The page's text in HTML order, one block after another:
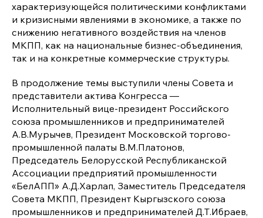
характеризующейся политическими конфликтами
и кризисными явлениями в экономике, а также по
снижению негативного воздействия на членов
МКПП, как на национальные бизнес-объединения,
так и на конкретные коммерческие структуры.
В продолжение темы выступили члены Совета и
представители актива Конгресса —
Исполнительный вице-президент Российского
союза промышленников и предпринимателей
А.В.Мурычев, Президент Московской торгово-
промышленной палаты В.М.Платонов,
Председатель Белорусской Республиканской
Ассоциации предприятий промышленности
«БелАПП» А.Д.Харлап, Заместитель Председателя
Совета МКПП, Президент Кыргызского союза
промышленников и предпринимателей Д.Т.Ибраев,